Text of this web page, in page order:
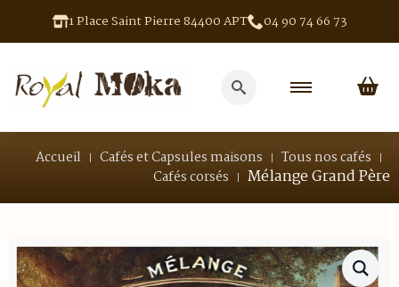
1 Place Saint Pierre 84400 APT 04 90 74 66 73
for:
Accueil Cafés et Capsules maisons
Tous nos cafés
Cafés corsés
Mélange Grand Père